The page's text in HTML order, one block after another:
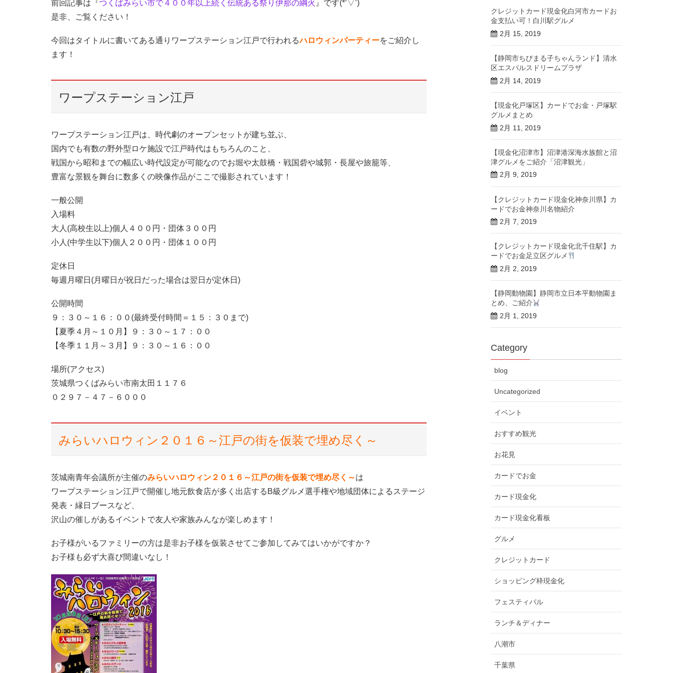
前回記事は『つくばみらい市で４００年以上続く伝統ある祭り伊那の綱火 』です(*’▽’)
是非、ご覧ください！
今回はタイトルに書いてある通りワープステーション江戸で行われるハロウィンパーティーをご紹介し
ます！
ワープステーション江戸
ワープステーション江戸は、時代劇のオープンセットが建ち並ぶ、
国内でも有数の野外型ロケ施設で江戸時代はもちろんのこと、
戦国から昭和までの幅広い時代設定が可能なのでお堀や太鼓橋・戦国砦や城郭・長屋や旅籠等、
豊富な景観を舞台に数多くの映像作品がここで撮影されています！
一般公開
入場料
大人(高校生以上)個人４００円・団体３００円
小人(中学生以下)個人２００円・団体１００円
定休日
毎週月曜日(月曜日が祝日だった場合は翌日が定休日)
公開時間
９：３０～１６：００(最終受付時間＝１５：３０まで)
【夏季４月～１０月】９：３０～１７：００
【冬季１１月～３月】９：３０～１６：００
場所(アクセス)
茨城県つくばみらい市南太田１１７６
０２９７－４７－６０００
みらいハロウィン２０１６～江戸の街を仮装で埋め尽く～
茨城南青年会議所が主催のみらいハロウィン２０１６～江戸の街を仮装で埋め尽く～は
ワープステーション江戸で開催し地元飲食店が多く出店するB級グルメ選手権や地域団体によるステージ
発表・縁日ブースなど、
沢山の催しがあるイベントで友人や家族みんなが楽しめます！
お子様がいるファミリーの方は是非お子様を仮装させてご参加してみてはいかがですか？
お子様も必ず大喜び間違いなし！
クレジットカード現金化白河市カードお
金支払い可！白川駅グルメ
2月 15, 2019
【静岡市ちびまる子ちゃんランド】清水
区エスパルスドリームプラザ
2月 14, 2019
【現金化戸塚区】カードでお金・戸塚駅
グルメまとめ
2月 11, 2019
【現金化沼津市】沼津港深海水族館と沼
津グルメをご紹介「沼津観光」
2月 9, 2019
【クレジットカード現金化神奈川県】カ
ードでお金神奈川名物紹介
2月 7, 2019
【クレジットカード現金化北千住駅】カ
ードでお金足立区グルメ
2月 2, 2019
【静岡動物園】静岡市立日本平動物園ま
とめ、ご紹介
2月 1, 2019
Category
blog
Uncategorized
イベント
おすすめ観光
お花見
カードでお金
カード現金化
カード現金化看板
グルメ
クレジットカード
ショッピング枠現金化
フェスティバル
ランチ＆ディナー
八潮市
千葉県